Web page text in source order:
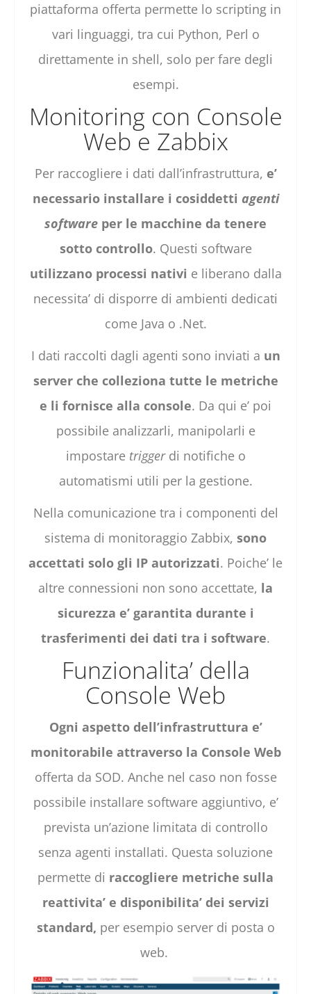
piattaforma offerta permette lo scripting in
vari linguaggi, tra cui Python, Perl o
direttamente in shell, solo per fare degli
esempi.
Monitoring con Console
Web e Zabbix
Per raccogliere i dati dall’infrastruttura, e’
necessario installare i cosiddetti agenti
software per le macchine da tenere
sotto controllo. Questi software
utilizzano processi nativi e liberano dalla
necessita’ di disporre di ambienti dedicati
come Java o .Net.
I dati raccolti dagli agenti sono inviati a un
server che colleziona tutte le metriche
e li fornisce alla console. Da qui e’ poi
possibile analizzarli, manipolarli e
impostare triggerdi notifiche o
automatismi utili per la gestione.
Nella comunicazione tra i componenti del
sistema di monitoraggio Zabbix, sono
accettati solo gli IP autorizzati. Poiche’ le
altre connessioni non sono accettate, la
sicurezza e’ garantita durante i
trasferimenti dei dati tra i software.
Funzionalita’ della
Console Web
Ogni aspetto dell’infrastruttura e’
monitorabile attraverso la Console Web
offerta da SOD. Anche nel caso non fosse
possibile installare software aggiuntivo, e’
prevista un’azione limitata di controllo
senza agenti installati. Questa soluzione
permette di raccogliere metriche sulla
reattivita’ e disponibilita’ dei servizi
standard, per esempio server di posta o
web.